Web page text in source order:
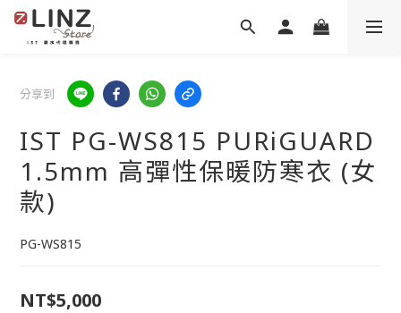
分享到
IST PG-WS815 PURiGUARD
1.5mm 高彈性保暖防寒衣 (女
款)
PG-WS815
NT$5,000